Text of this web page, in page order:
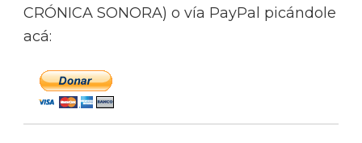
CRÓNICA SONORA) o vía PayPal picándole
acá: